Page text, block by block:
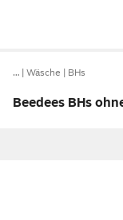
… Wäsche BHs
Beedees BHs